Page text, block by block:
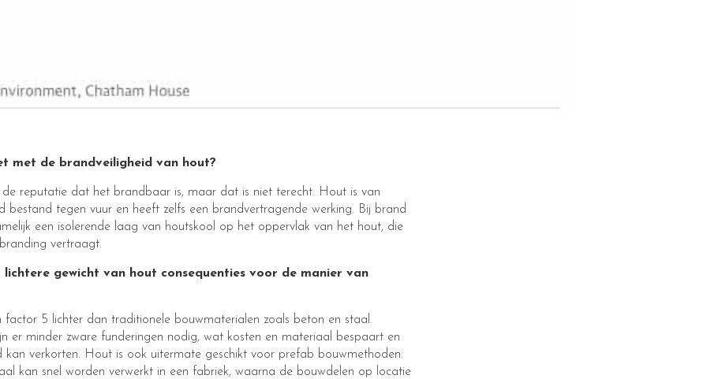
met de brandveiligheid van hout?
reputatie dat het brandbaar is, maar dat is niet terecht. Hout is van
bestand tegen vuur en heeft zelfs een brandvertragende werking. Bij brand
een isolerende laag van houtskool op het oppervlak van het hout, die
vertraagt.
gewicht van hout consequenties voor de manier van
factor 5 lichter dan traditionele bouwmaterialen zoals beton en staal.
er minder zware funderingen nodig, wat kosten en materiaal bespaart en
kan verkorten. Hout is ook uitermate geschikt voor prefab bouwmethoden.
kan snel worden verwerkt in een fabriek, waarna de bouwdelen op locatie